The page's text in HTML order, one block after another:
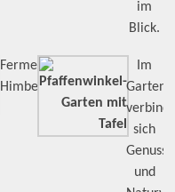
im
Blick.
Fermentierter
Himbeersaft
Im
sich
Genuss
und